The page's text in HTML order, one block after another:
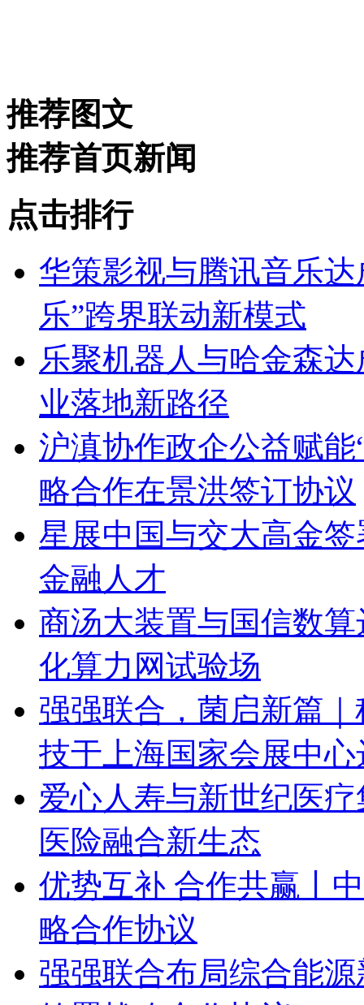
推荐图文
推荐首页新闻
点击排行
华策影视与腾讯音乐
乐”跨界联动新模式
乐聚机器人与哈金森
业落地新路径
沪滇协作政企公益赋
略合作在景洪签订协议
星展中国与交大高金
金融人才
商汤大装置与国信数
化算力网试验场
强强联合，菌启新篇
技于上海国家会展中
爱心人寿与新世纪医
医险融合新生态
优势互补 合作共赢丨
略合作协议
强强联合布局综合能